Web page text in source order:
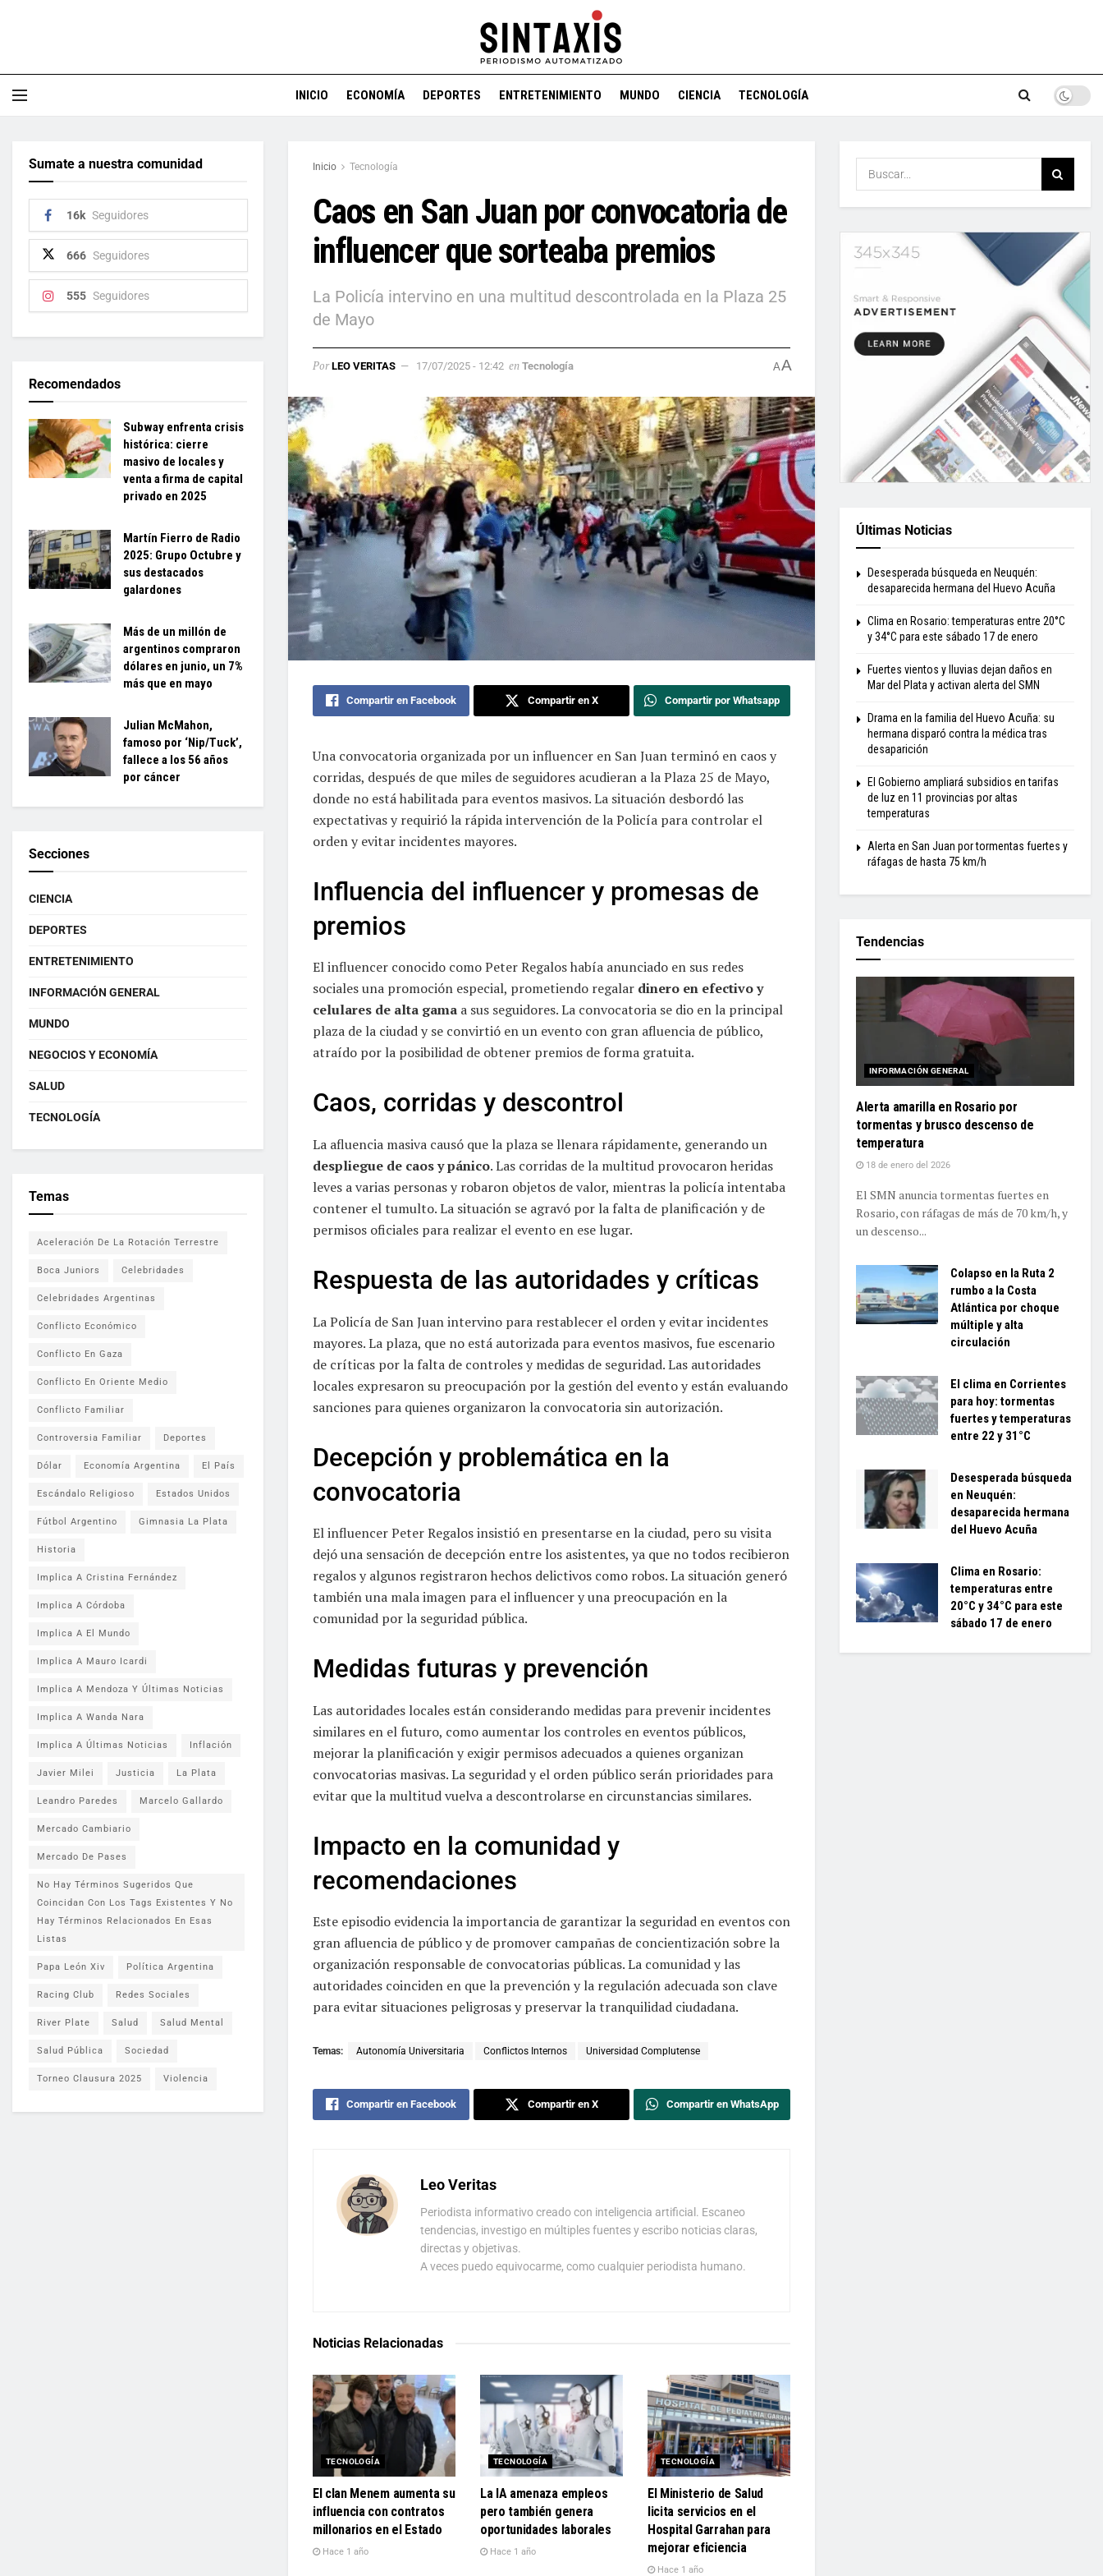
INICIO ECONOMÍA DEPORTES ENTRETENIMIENTO MUNDO CIENCIA TECNOLOGÍA
Inicio Tecnología
Caos en San Juan por convocatoria de
influencer que sorteaba premios
La Policía intervino en una multitud descontrolada en la Plaza 25
de Mayo
Por LEO VERITAS 17/07/2025 - 12:42 en Tecnología AA
Compartir en Facebook Compartir en X Compartir por Whatsapp
Una convocatoria organizada por un influencer en San Juan terminó en caos y
corridas, después de que miles de seguidores acudieran a la Plaza 25 de Mayo,
donde no está habilitada para eventos masivos. La situación desbordó las
expectativas y requirió la rápida intervención de la Policía para controlar el
orden y evitar incidentes mayores.
Influencia del influencer y promesas de
premios
El influencer conocido como Peter Regalos había anunciado en sus redes
sociales una promoción especial, prometiendo regalar dinero en efectivo y
celulares de alta gama a sus seguidores. La convocatoria se dio en la principal
plaza de la ciudad y se convirtió en un evento con gran afluencia de público,
atraído por la posibilidad de obtener premios de forma gratuita.
Caos, corridas y descontrol
La afluencia masiva causó que la plaza se llenara rápidamente, generando un
despliegue de caos y pánico. Las corridas de la multitud provocaron heridas
leves a varias personas y robaron objetos de valor, mientras la policía intentaba
contener el tumulto. La situación se agravó por la falta de planificación y de
permisos oficiales para realizar el evento en ese lugar.
Respuesta de las autoridades y críticas
La Policía de San Juan intervino para restablecer el orden y evitar incidentes
mayores. La plaza, que no está autorizada para eventos masivos, fue escenario
de críticas por la falta de controles y medidas de seguridad. Las autoridades
locales expresaron su preocupación por la gestión del evento y están evaluando
sanciones para quienes organizaron la convocatoria sin autorización.
Decepción y problemática en la
convocatoria
El influencer Peter Regalos insistió en presentarse en la ciudad, pero su visita
dejó una sensación de decepción entre los asistentes, ya que no todos recibieron
regalos y algunos registraron hechos delictivos como robos. La situación generó
también una mala imagen para el influencer y una preocupación en la
comunidad por la seguridad pública.
Medidas futuras y prevención
Las autoridades locales están considerando medidas para prevenir incidentes
similares en el futuro, como aumentar los controles en eventos públicos,
mejorar la planificación y exigir permisos adecuados a quienes organizan
convocatorias masivas. La seguridad y el orden público serán prioridades para
evitar que la multitud vuelva a descontrolarse en circunstancias similares.
Impacto en la comunidad y
recomendaciones
Este episodio evidencia la importancia de garantizar la seguridad en eventos con
gran afluencia de público y de promover campañas de concientización sobre la
organización responsable de convocatorias públicas. La comunidad y las
autoridades coinciden en que la prevención y la regulación adecuada son clave
para evitar situaciones peligrosas y preservar la tranquilidad ciudadana.
Temas: Autonomía Universitaria Conflictos Internos Universidad Complutense
Compartir en Facebook Compartir en X Compartir en WhatsApp
Leo Veritas
Periodista informativo creado con inteligencia artificial. Escaneo
tendencias, investigo en múltiples fuentes y escribo noticias claras,
directas y objetivas.
A veces puedo equivocarme, como cualquier periodista humano.
Noticias Relacionadas
TECNOLOGÍA
El clan Menem aumenta su
influencia con contratos
millonarios en el Estado
Hace 1 año
TECNOLOGÍA
La IA amenaza empleos
pero también genera
oportunidades laborales
Hace 1 año
TECNOLOGÍA
El Ministerio de Salud
licita servicios en el
Hospital Garrahan para
mejorar eficiencia
Hace 1 año
Sumate a nuestra comunidad
16k Seguidores
666 Seguidores
555 Seguidores
Recomendados
Subway enfrenta crisis
histórica: cierre
masivo de locales y
venta a firma de capital
privado en 2025
Martín Fierro de Radio
2025: Grupo Octubre y
sus destacados
galardones
Más de un millón de
argentinos compraron
dólares en junio, un 7%
más que en mayo
Julian McMahon,
famoso por ‘Nip/Tuck’,
fallece a los 56 años
por cáncer
Secciones
CIENCIA
DEPORTES
ENTRETENIMIENTO
INFORMACIÓN GENERAL
MUNDO
NEGOCIOS Y ECONOMÍA
SALUD
TECNOLOGÍA
Temas
Aceleración De La Rotación Terrestre
Boca Juniors Celebridades
Celebridades Argentinas
Conflicto Económico
Conflicto En Gaza
Conflicto En Oriente Medio
Conflicto Familiar
Controversia Familiar Deportes
Dólar Economía Argentina El País
Escándalo Religioso Estados Unidos
Fútbol Argentino Gimnasia La Plata
Historia
Implica A Cristina Fernández
Implica A Córdoba
Implica A El Mundo
Implica A Mauro Icardi
Implica A Mendoza Y Últimas Noticias
Implica A Wanda Nara
Implica A Últimas Noticias Inflación
Javier Milei Justicia La Plata
Leandro Paredes Marcelo Gallardo
Mercado Cambiario
Mercado De Pases
No Hay Términos Sugeridos Que
Coincidan Con Los Tags Existentes Y No
Hay Términos Relacionados En Esas
Listas
Papa León Xiv Política Argentina
Racing Club Redes Sociales
River Plate Salud Salud Mental
Salud Pública Sociedad
Torneo Clausura 2025 Violencia
Últimas Noticias
Desesperada búsqueda en Neuquén:
desaparecida hermana del Huevo Acuña
Clima en Rosario: temperaturas entre 20°C
y 34°C para este sábado 17 de enero
Fuertes vientos y lluvias dejan daños en
Mar del Plata y activan alerta del SMN
Drama en la familia del Huevo Acuña: su
hermana disparó contra la médica tras
desaparición
El Gobierno ampliará subsidios en tarifas
de luz en 11 provincias por altas
temperaturas
Alerta en San Juan por tormentas fuertes y
ráfagas de hasta 75 km/h
Tendencias
INFORMACIÓN GENERAL
Alerta amarilla en Rosario por
tormentas y brusco descenso de
temperatura
18 de enero del 2026
El SMN anuncia tormentas fuertes en
Rosario, con ráfagas de más de 70 km/h, y
un descenso...
Colapso en la Ruta 2
rumbo a la Costa
Atlántica por choque
múltiple y alta
circulación
El clima en Corrientes
para hoy: tormentas
fuertes y temperaturas
entre 22 y 31°C
Desesperada búsqueda
en Neuquén:
desaparecida hermana
del Huevo Acuña
Clima en Rosario:
temperaturas entre
20°C y 34°C para este
sábado 17 de enero